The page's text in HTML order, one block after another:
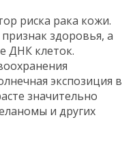
риска рака кожи.
здоровья, а
ДНК клеток.
экспозиция в
значительно
и других